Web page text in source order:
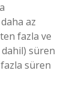
az
fazla ve
süren
süren